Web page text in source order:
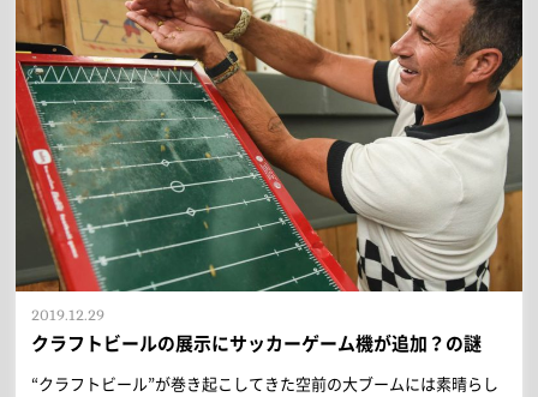
クラフトビールの展示にサッカーゲーム機が追加？の謎
2019.12.29
“クラフトビール”が巻き起こしてきた空前の大ブームには素晴らし